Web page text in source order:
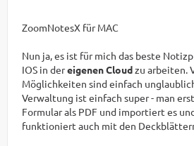
ZoomNotesX für MAC
Nun ja, es ist für mich das beste
IOS in dereigenen Cloudzu arbeiten.
Möglichkeiten sind einfach
Verwaltung ist einfach super - man
Formular als PDF und importiert es
funktioniert auch mit den